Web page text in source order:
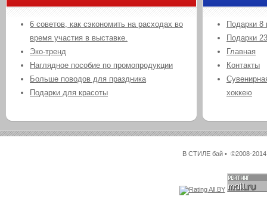
6 советов, как сэкономить на расходах во
время участия в выставке.
Эко-тренд
Наглядное пособие по промопродукции
Больше поводов для праздника
Подарки для красоты
Подарки 8
Подарки
Главная
Контакты
хоккею
В СТИЛЕ бай • ©2008-